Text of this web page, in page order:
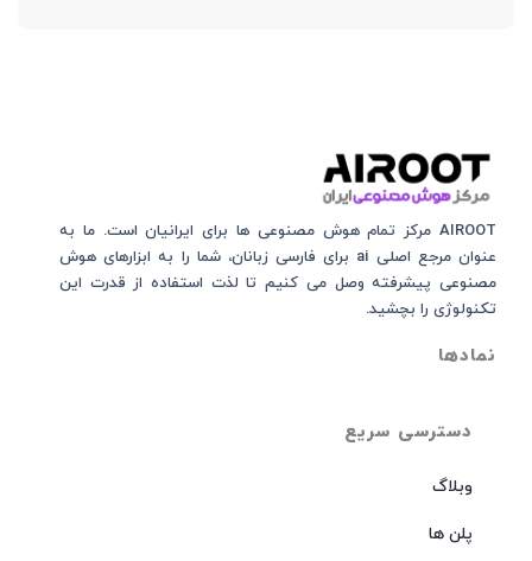
دسترسی سریع
وبلاگ
پلن ها
AIROOT مرکز تمام هوش مصنوعی‌‌‌ ها برای ایرانیان است. ما به
عنوان مرجع اصلی ai برای فارسی زبانان، شما را به ابزارهای هوش
مصنوعی پیشرفته وصل می کنیم تا لذت استفاده از قدرت این
تکنولوژی را بچشید.
نمادها